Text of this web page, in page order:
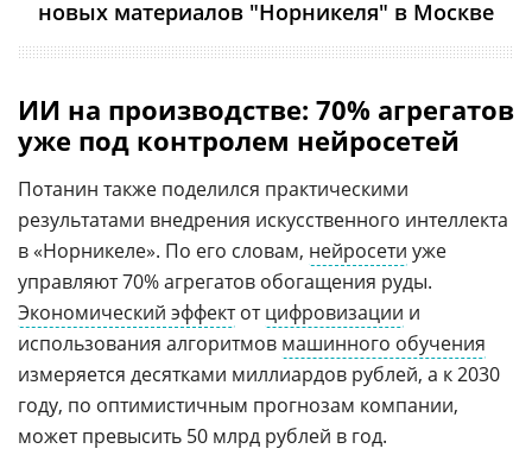
новых материалов "Норникеля" в Москве
ИИ на производстве: 70% агрегатов
уже под контролем нейросетей
Потанин также поделился практическими
результатами внедрения искусственного интеллекта
в «Норникеле». По его словам, нейросети уже
управляют 70% агрегатов обогащения руды.
Экономический эффектотцифровизации и
использования алгоритмов машинного обучения
измеряется десятками миллиардов рублей, а к 2030
году, по оптимистичным прогнозам компании,
может превысить 50 млрд рублей в год.